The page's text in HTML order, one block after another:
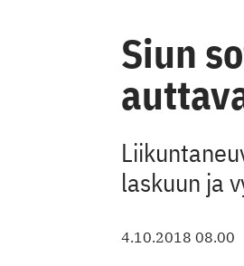
Siun
laskuun ja
4.10.2018 08.00